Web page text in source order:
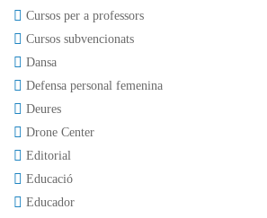
Cursos per a professors
Cursos subvencionats
Dansa
Defensa personal femenina
Deures
Drone Center
Editorial
Educació
Educador